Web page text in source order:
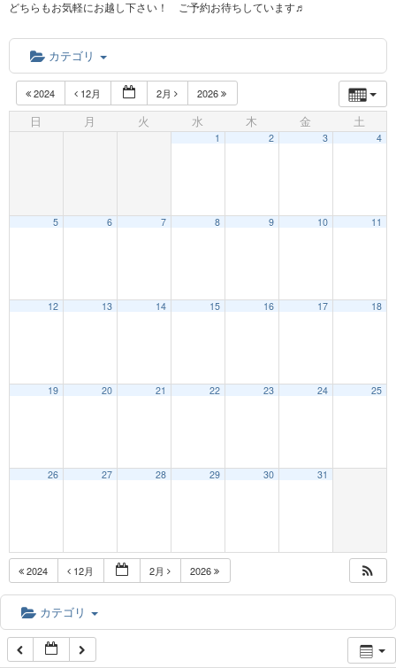
どちらもお気軽にお越し下さい！ ご予約お待ちしています♬
カテゴリ
2024 12月 2月 2026
日 月 火 水 木 金 土
1 2 3 4
5 6 7 8 9 10 11
12 13 14 15 16 17 18
19 20 21 22 23 24 25
26 27 28 29 30 31
2024 12月 2月 2026
カテゴリ
5:00 AM
6:00 AM
7:00 AM